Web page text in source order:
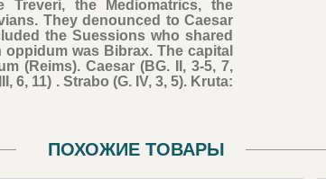
the Mediomatrics, the
They denounced to Caesar
the Suessions who shared
was Bibrax. The capital
(Reims). Caesar (BG. II, 3-5, 7,
6, 11) . Strabo (G. IV, 3, 5). Kruta:
ПОХОЖИЕ ТОВАРЫ